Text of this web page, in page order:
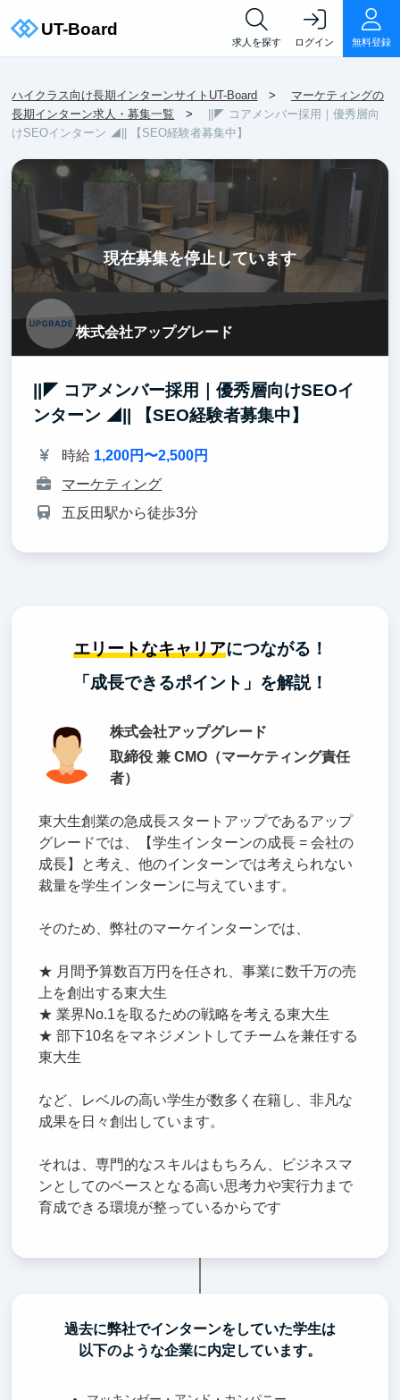
求人を探す ログイン 無料登録
ハイクラス向け長期インターンサイトUT-Board
マーケティングの
長期インターン求人・募集一覧
||◤ コアメンバー採用｜優秀層向
けSEOインターン ◢|| 【SEO経験者募集中】
現在募集を停止しています
株式会社アップグレード
||◤ コアメンバー採用｜優秀層向けSEOイ
ンターン ◢|| 【SEO経験者募集中】
時給 1,200円〜2,500円
マーケティング
五反田駅から徒歩3分
エリートなキャリアにつながる！
「成長できるポイント」を解説！
株式会社アップグレード
取締役 兼 CMO（マーケティング責任
者）
東大生創業の急成長スタートアップであるアップ
グレードでは、【学生インターンの成長 = 会社の
成長】と考え、他のインターンでは考えられない
裁量を学生インターンに与えています。
そのため、弊社のマーケインターンでは、
★ 月間予算数百万円を任され、事業に数千万の売
上を創出する東大生
★ 業界No.1を取るための戦略を考える東大生
★ 部下10名をマネジメントしてチームを兼任する
東大生
など、レベルの高い学生が数多く在籍し、非凡な
成果を日々創出しています。
それは、専門的なスキルはもちろん、ビジネスマ
ンとしてのベースとなる高い思考力や実行力まで
育成できる環境が整っているからです
過去に弊社でインターンをしていた学生は
以下のような企業に内定しています。